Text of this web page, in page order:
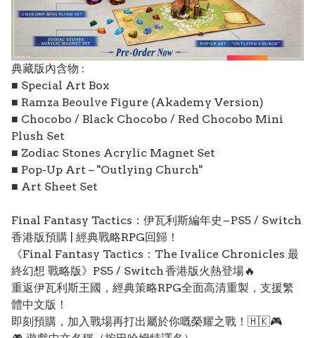
典藏版內含物 :
■ Special Art Box
■ Ramza Beoulve Figure (Akademy Version)
■ Chocobo / Black Chocobo / Red Chocobo Mini
Plush Set
■ Zodiac Stones Acrylic Magnet Set
■ Pop-Up Art – "Outlying Church"
■ Art Sheet Set
Final Fantasy Tactics：伊瓦利斯編年史 – PS5 / Switch
香港版預購 | 經典戰略RPG回歸！
《Final Fantasy Tactics：The Ivalice Chronicles 最
終幻想 戰略版》PS5 / Switch 香港版火熱登場🔥
重返伊瓦利斯王國，經典策略RPG全面高清重製，支援繁
體中文版！
即刻預購，加入戰場再打出屬於你嘅榮耀之戰！🇭🇰🎮